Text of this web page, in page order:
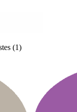
(1)